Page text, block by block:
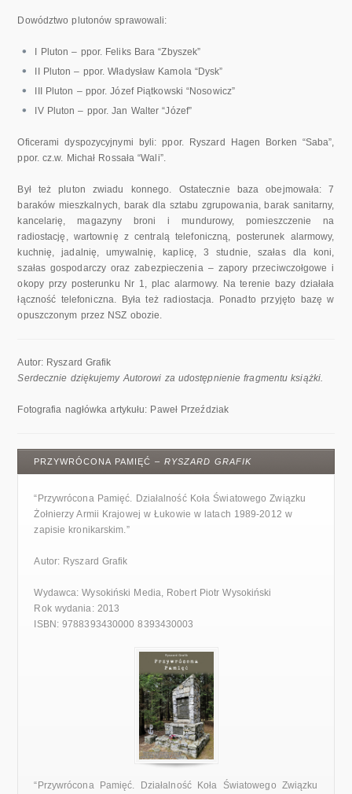
Dowództwo plutonów sprawowali:
I Pluton – ppor. Feliks Bara “Zbyszek”
II Pluton – ppor. Władysław Kamola “Dysk”
III Pluton – ppor. Józef Piątkowski “Nosowicz”
IV Pluton – ppor. Jan Walter “Józef”
Oficerami dyspozycyjnymi byli: ppor. Ryszard Hagen Borken “Saba”,
ppor. cz.w. Michał Rossała “Wali”.
Był też pluton zwiadu konnego. Ostatecznie baza obejmowała: 7
baraków mieszkalnych, barak dla sztabu zgrupowania, barak sanitarny,
kancelarię, magazyny broni i mundurowy, pomieszczenie na
radiostację, wartownię z centralą telefoniczną, posterunek alarmowy,
kuchnię, jadalnię, umywalnię, kaplicę, 3 studnie, szałas dla koni,
szałas gospodarczy oraz zabezpieczenia – zapory przeciwczołgowe i
okopy przy posterunku Nr 1, plac alarmowy. Na terenie bazy działała
łączność telefoniczna. Była też radiostacja. Ponadto przyjęto bazę w
opuszczonym przez NSZ obozie.
Autor: Ryszard Grafik
Serdecznie dziękujemy Autorowi za udostępnienie fragmentu książki.
Fotografia nagłówka artykułu: Paweł Przeździak
PRZYWRÓCONA PAMIĘĆ –RYSZARD GRAFIK
“Przywrócona Pamięć. Działalność Koła Światowego Związku
Żołnierzy Armii Krajowej w Łukowie w latach 1989-2012 w
zapisie kronikarskim.”
Autor: Ryszard Grafik
Wydawca: Wysokiński Media, Robert Piotr Wysokiński
Rok wydania: 2013
ISBN: 9788393430000 8393430003
“Przywrócona Pamięć. Działalność Koła Światowego Związku